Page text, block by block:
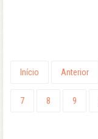
Início Anterior
7 8 9